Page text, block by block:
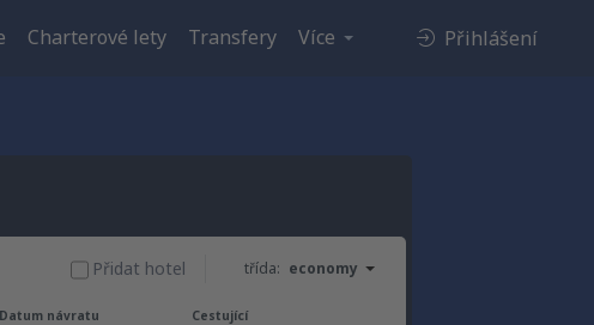
Charterové lety Transfery Více Přihlášení
třída: economy
Přidat hotel
Datum návratu Cestující